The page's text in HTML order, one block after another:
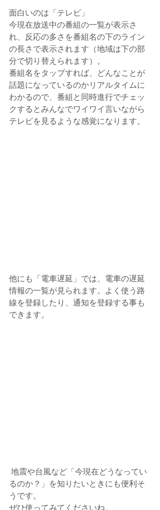
面白いのは「テレビ」
今現在放送中の番組の一覧が表示さ
れ、反応の多さを番組名の下のライン
の長さで表示されます（地域は下の部
分で切り替えられます）。
番組名をタップすれば、どんなことが
話題になっているのかリアルタイムに
わかるので、番組と同時進行でチェッ
クするとみんなでワイワイ言いながら
テレビを見るような感覚になります。
他にも「電車遅延」では、電車の遅延
情報の一覧が見られます。よく使う路
線を登録したり、通知を登録する事も
できます。
るのか？」を知りたいときにも便利そ
うです。
ぜひ使ってみてくださいね。